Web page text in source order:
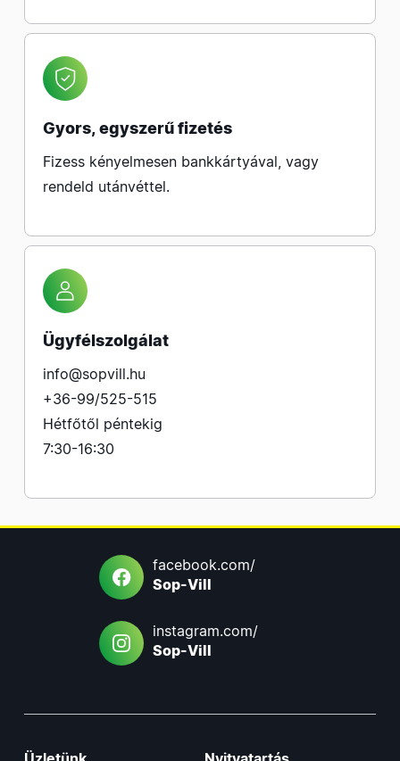
Gyors, egyszerű fizetés
Fizess kényelmesen bankkártyával, vagy
rendeld utánvéttel.
Ügyfélszolgálat
info@sopvill.hu
+36-99/525-515
Hétfőtől péntekig
7:30-16:30
facebook.com/
Sop-Vill
instagram.com/
Sop-Vill